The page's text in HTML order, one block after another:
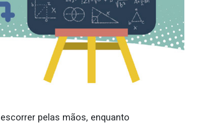
pelas mãos, enquanto